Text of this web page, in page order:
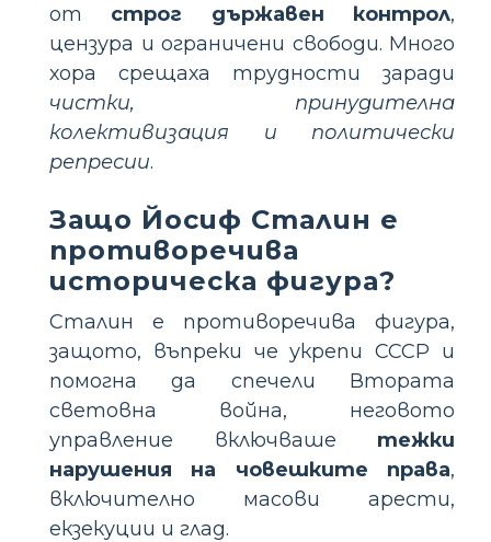
от строг държавен контрол,
цензура и ограничени свободи. Много
хора срещаха трудности заради
чистки, принудителна
колективизация и политически
репресии.
Защо Йосиф Сталин е
противоречива
историческа фигура?
Сталин е противоречива фигура,
защото, въпреки че укрепи СССР и
помогна да спечели Втората
световна война, неговото
управление включваше тежки
нарушения на човешките права,
включително масови арести,
екзекуции и глад.